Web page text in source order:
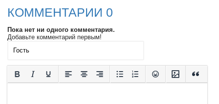
КОММЕНТАРИИ 0
Пока нет ни одного комментария.
Добавьте комментарий первым!